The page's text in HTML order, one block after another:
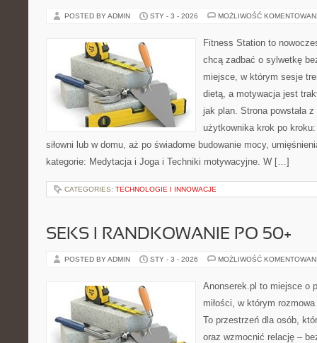
POSTED BY ADMIN STY - 3 - 2026 MOŻLIWOŚĆ
Fitness Station to
chcą zadbać o sylwetkę
miejsce, w którym sesje
dietą, a motywacja jest
jak plan. Strona powstała
użytkownika krok po
siłowni lub w domu, aż po świadome budowanie mocy,
kategorie: Medytacja i Joga i Techniki motywacyjne. W […]
CATEGORIES: TECHNOLOGIE I INNOWACJE
SEKS I RANDKOWANIE PO 50+
POSTED BY ADMIN STY - 3 - 2026 MOŻLIWOŚĆ
Anonserek.pl to miejsce o
miłości, w którym
To przestrzeń dla osób,
oraz wzmocnić relację –